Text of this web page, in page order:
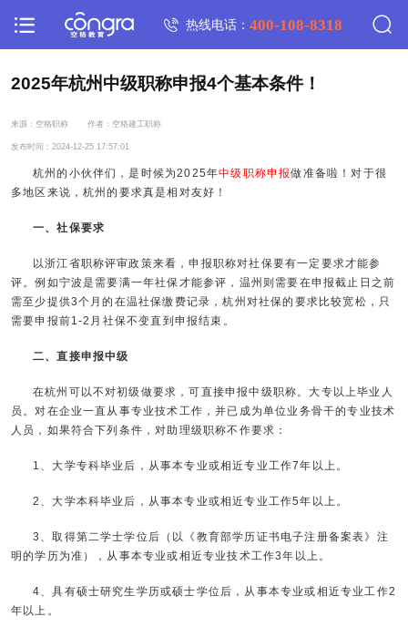
热线电话：400-108-8318
2025年杭州中级职称申报4个基本条件！
来源：空格职称 作者：空格建工职称
发布时间：2024-12-25 17:57:01
杭州的小伙伴们，是时候为2025年中级职称申报做准备啦！对于很
多地区来说，杭州的要求真是相对友好！
一、社保要求
以浙江省职称评审政策来看，申报职称对社保要有一定要求才能参
评。例如宁波是需要满一年社保才能参评，温州则需要在申报截止日之前
需至少提供3个月的在温社保缴费记录，杭州对社保的要求比较宽松，只
需要申报前1-2月社保不变直到申报结束。
二、直接申报中级
在杭州可以不对初级做要求，可直接申报中级职称。大专以上毕业人
员。对在企业一直从事专业技术工作，并已成为单位业务骨干的专业技术
人员，如果符合下列条件，对助理级职称不作要求：
1、大学专科毕业后，从事本专业或相近专业工作7年以上。
2、大学本科毕业后，从事本专业或相近专业工作5年以上。
3、取得第二学士学位后（以《教育部学历证书电子注册备案表》注
明的学历为准），从事本专业或相近专业技术工作3年以上。
4、具有硕士研究生学历或硕士学位后，从事本专业或相近专业工作2
年以上。